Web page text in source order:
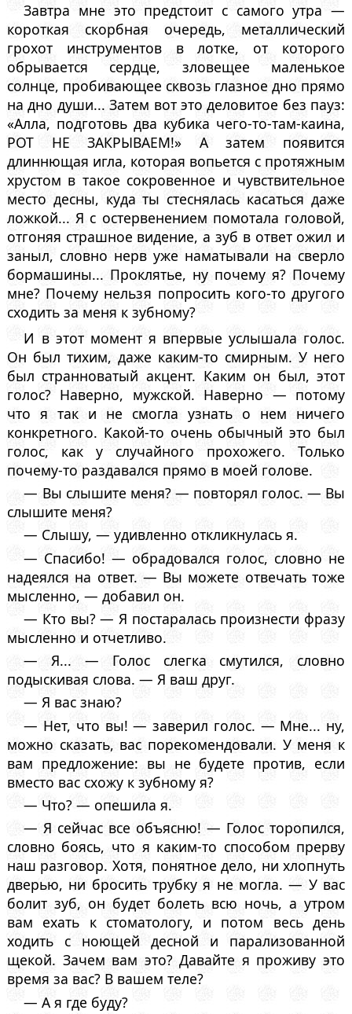
Завтра мне это предстоит с самого утра —
короткая скорбная очередь, металлический
грохот инструментов в лотке, от которого
обрывается сердце, зловещее маленькое
солнце, пробивающее сквозь глазное дно прямо
на дно души... Затем вот это деловитое без пауз:
«Алла, подготовь два кубика чего-то-там-каина,
РОТ НЕ ЗАКРЫВАЕМ!» А затем появится
длиннющая игла, которая вопьется с протяжным
хрустом в такое сокровенное и чувствительное
место десны, куда ты стеснялась касаться даже
ложкой... Я с остервенением помотала головой,
отгоняя страшное видение, а зуб в ответ ожил и
заныл, словно нерв уже наматывали на сверло
бормашины... Проклятье, ну почему я? Почему
мне? Почему нельзя попросить кого-то другого
сходить за меня к зубному?
И в этот момент я впервые услышала голос.
Он был тихим, даже каким-то смирным. У него
был странноватый акцент. Каким он был, этот
голос? Наверно, мужской. Наверно — потому
что я так и не смогла узнать о нем ничего
конкретного. Какой-то очень обычный это был
голос, как у случайного прохожего. Только
почему-то раздавался прямо в моей голове.
— Вы слышите меня? — повторял голос. — Вы
слышите меня?
— Слышу, — удивленно откликнулась я.
— Спасибо! — обрадовался голос, словно не
надеялся на ответ. — Вы можете отвечать тоже
мысленно, — добавил он.
— Кто вы? — Я постаралась произнести фразу
мысленно и отчетливо.
— Я... — Голос слегка смутился, словно
подыскивая слова. — Я ваш друг.
— Я вас знаю?
— Нет, что вы! — заверил голос. — Мне... ну,
можно сказать, вас порекомендовали. У меня к
вам предложение: вы не будете против, если
вместо вас схожу к зубному я?
— Что? — опешила я.
— Я сейчас все объясню! — Голос торопился,
словно боясь, что я каким-то способом прерву
наш разговор. Хотя, понятное дело, ни хлопнуть
дверью, ни бросить трубку я не могла. — У вас
болит зуб, он будет болеть всю ночь, а утром
вам ехать к стоматологу, и потом весь день
ходить с ноющей десной и парализованной
щекой. Зачем вам это? Давайте я проживу это
время за вас? В вашем теле?
— А я где буду?